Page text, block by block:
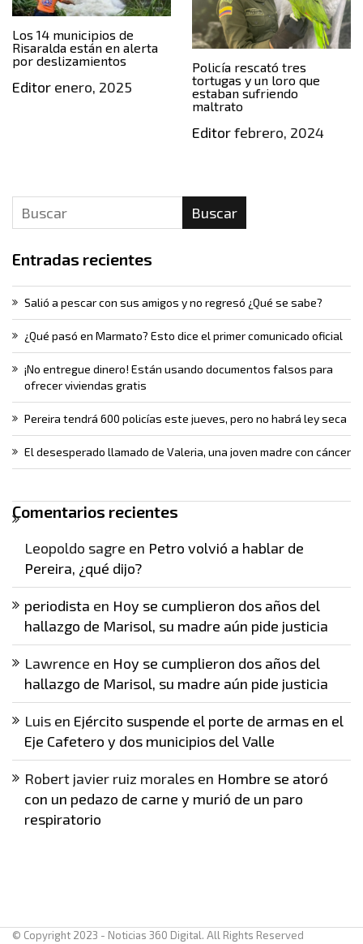
Los 14 municipios de
Risaralda están en alerta
por deslizamientos
Editor enero, 2025
Policía rescató tres
tortugas y un loro que
estaban sufriendo
maltrato
Editorfebrero, 2024
Buscar
Entradas recientes
Salió a pescar con sus amigos y no regresó ¿Qué se sabe?
¿Qué pasó en Marmato? Esto dice el primer comunicado oficial
¡No entregue dinero! Están usando documentos falsos para
ofrecer viviendas gratis
Pereira tendrá 600 policías este jueves, pero no habrá ley seca
El desesperado llamado de Valeria, una joven madre con cáncer
Comentarios recientes
Leopoldo sagre en Petro volvió a hablar de
Pereira, ¿qué dijo?
periodista en Hoy se cumplieron dos años del
hallazgo de Marisol, su madre aún pide justicia
Lawrence en Hoy se cumplieron dos años del
hallazgo de Marisol, su madre aún pide justicia
Luis en Ejército suspende el porte de armas en el
Eje Cafetero y dos municipios del Valle
Robert javier ruiz morales en Hombre se atoró
con un pedazo de carne y murió de un paro
respiratorio
© Copyright 2023 - Noticias 360 Digital. All Rights Reserved